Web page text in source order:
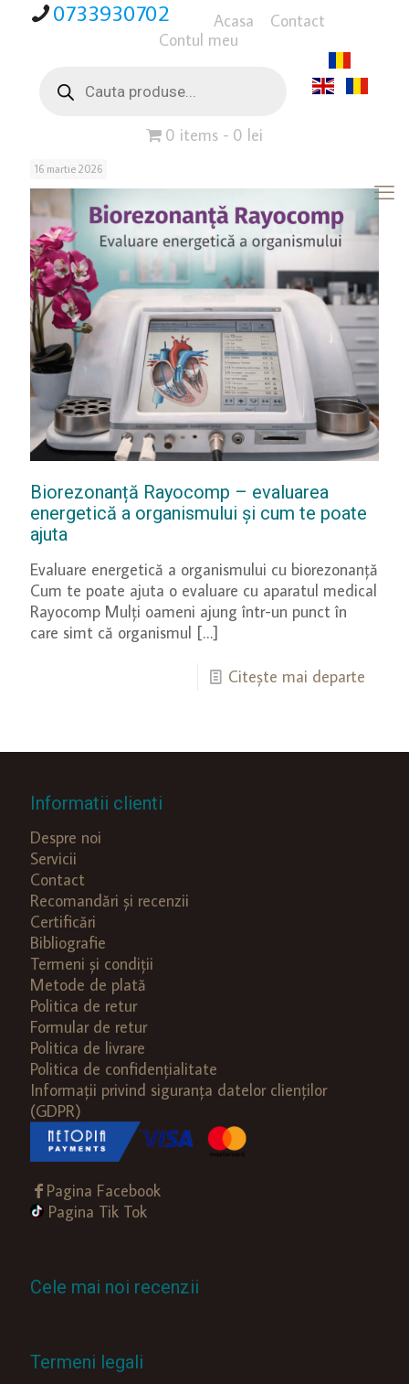
0733930702 Acasa
Contact
Contul meu
search
0 items 0 lei
16 martie 2026
Biorezonanță Rayocomp – evaluarea
energetică a organismului și cum te poate
ajuta
Evaluare energetică a organismului cu biorezonanță
Cum te poate ajuta o evaluare cu aparatul medical
Rayocomp Mulți oameni ajung într-un punct în
care simt că organismul […]
Citește mai departe
Informatii clienti
Despre noi
Servicii
Contact
Recomandări și recenzii
Certificări
Bibliografie
Termeni și condiții
Metode de plată
Politica de retur
Formular de retur
Politica de livrare
Politica de confidențialitate
Informații privind siguranța datelor clienților
(GDPR)
Pagina Facebook
Pagina Tik Tok
Cele mai noi recenzii
Termeni legali